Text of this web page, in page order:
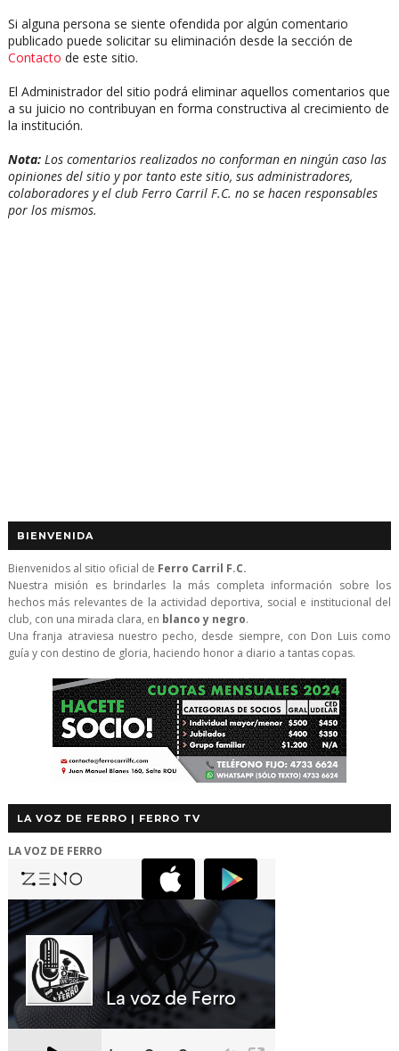
Si alguna persona se siente ofendida por algún comentario
publicado puede solicitar su eliminación desde la sección de
Contacto de este sitio.
El Administrador del sitio podrá eliminar aquellos comentarios que
a su juicio no contribuyan en forma constructiva al crecimiento de
la institución.
Nota:Los comentarios realizados no conforman en ningún caso las
opiniones del sitio y por tanto este sitio, sus administradores,
colaboradores y el club Ferro Carril F.C. no se hacen responsables
por los mismos.
BIENVENIDA
Bienvenidos al sitio oficial de Ferro Carril F.C.
Nuestra misión es brindarles la más completa información sobre los
hechos más relevantes de la actividad deportiva, social e institucional del
club, con una mirada clara, en blanco y negro.
Una franja atraviesa nuestro pecho, desde siempre, con Don Luis como
guía y con destino de gloria, haciendo honor a diario a tantas copas.
LA VOZ DE FERRO | FERRO TV
LA VOZ DE FERRO